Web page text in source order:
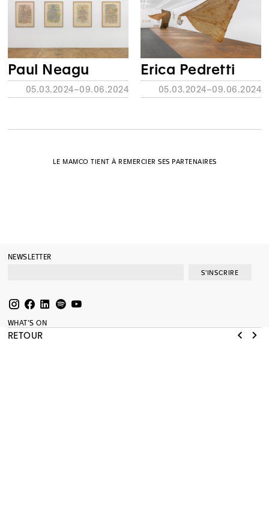
Paul Neagu
05.03.2024–09.06.2024
Erica Pedretti
05.03.2024–09.06.2024
RETOUR
LE MAMCO TIENT À REMERCIER SES PARTENAIRES
NEWSLETTER
S'INSCRIRE
WHAT’S ON
EXPOSITIONS
COLLECTION